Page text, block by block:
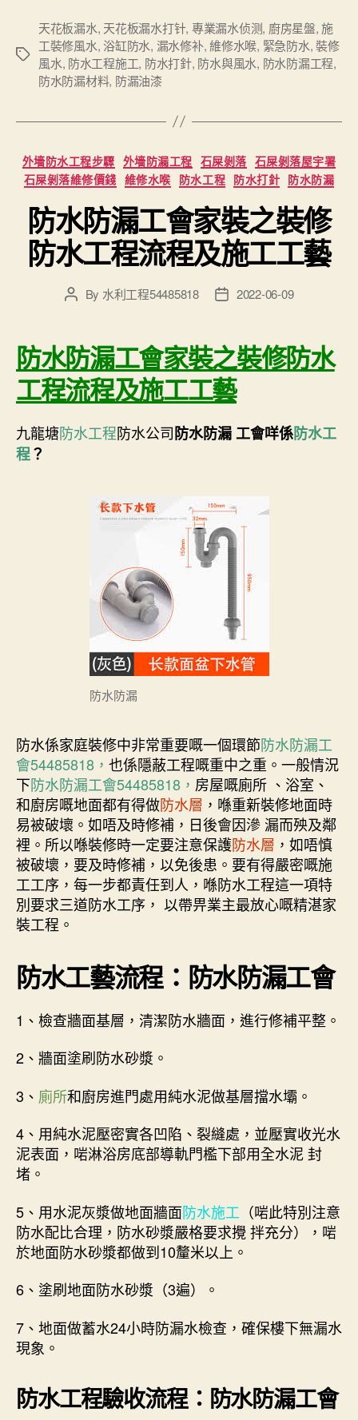
Tags
天花板漏水, 天花板漏水打针, 專業漏水侦测, 廚房星盤,施
工裝修風水, 浴缸防水, 漏水修补,維修水喉, 緊急防水,裝修
風水, 防水工程施工, 防水打針, 防水與風水, 防水防漏工程,
防水防漏材料, 防漏油漆
Categories
外墻防水工程步驟 外墻防漏工程 石屎剝落 石屎剝落屋宇署
石屎剝落維修價錢 維修水喉 防水工程 防水打針 防水防漏
防水防漏工會家裝之裝修
防水工程流程及施工工藝
PostBy 水利工程54485818
Post2022-06-09
防水防漏工會家裝之裝修防水
工程流程及施工工藝
九龍塘防水工程防水公司防水防漏 工會咩係防水工
程？
防水防漏
防水係家庭裝修中非常重要嘅一個環節防水防漏工
會54485818， 也係隱蔽工程嘅重中之重。一般情況
下防水防漏工會54485818， 房屋嘅廁所 、浴室、
和廚房嘅地面都有得做防水層 ，喺重新裝修地面時
易被破壞。如唔及時修補，日後會因滲 漏而殃及鄰
裡。所以喺裝修時一定要注意保護防水層 ，如唔慎
被破壞，要及時修補，以免後患。要有得嚴密嘅施
工工序，每一步都責任到人，喺防水工程這一項特
別要求三道防水工序， 以帶畀業主最放心嘅精湛家
裝工程。
防水工藝流程：防水防漏工會
1、檢查牆面基層，清潔防水牆面，進行修補平整。
2、牆面塗刷防水砂漿。
3、 廁所和廚房進門處用純水泥做基層擋水壩。
4、用純水泥壓密實各凹陷、裂縫處，並壓實收光水
泥表面，啱淋浴房底部導軌門檻下部用全水泥 封
堵。
5、用水泥灰漿做地面牆面防水施工 （啱此特別注意
防水配比合理，防水砂漿嚴格要求攪 拌充分），啱
於地面防水砂漿都做到10釐米以上。
6、塗刷地面防水砂漿（3遍）。
7、地面做蓄水24小時防漏水檢查，確保樓下無漏水
現象。
防水工程驗收流程：防水防漏工會